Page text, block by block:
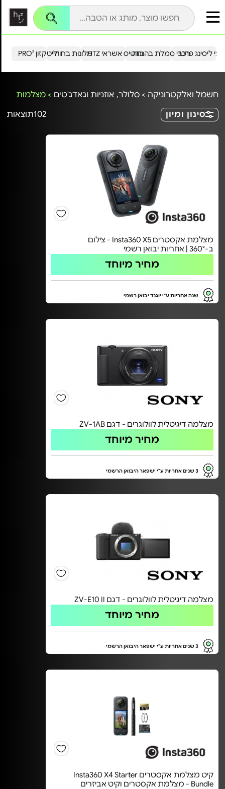
הייטקזון PRO²מלונות בחו"ל כרטיס אשראי HTZ ליסינג פרטירכבי סמלת בהנחה
חשמל ואלקטרוניקה > סלולר, אוזניות וגאדג'טים > מצלמות
סינון ומיון
102תוצאות
מצלמת אקסטרים Insta360 X5 - צילום
ב-360° | אחריות יבואן רשמי
מחיר מיוחד
שנה אחריות ע"י יוגנד יבואן רשמי
מצלמה דיגיטלית לוולוגרים - דגם ZV-1AB
מחיר מיוחד
3 שנים אחריות ע"י ישפאר היבואן הרשמי
מצלמה דיגיטלית לוולוגרים - דגם ZV-E10 II
מחיר מיוחד
3 שנים אחריות ע"י ישפאר היבואן הרשמי
קיט מצלמת אקסטרים Insta360 X4 Starter
Bundle - מצלמת אקסטרים וקיט אביזרים